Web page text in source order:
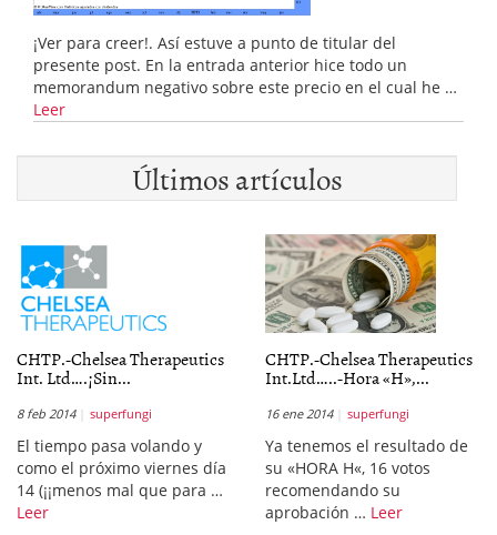
¡Ver para creer!. Así estuve a punto de titular del
presente post. En la entrada anterior hice todo un
memorandum negativo sobre este precio en el cual he …
Leer
Últimos artículos
CHTP.-Chelsea Therapeutics
Int. Ltd….¡Sin...
8 feb 2014 superfungi
El tiempo pasa volando y
como el próximo viernes día
14 (¡¡menos mal que para …
Leer
CHTP.-Chelsea Therapeutics
Int.Ltd…..-Hora «H»,...
16 ene 2014 superfungi
Ya tenemos el resultado de
su «HORA H«, 16 votos
recomendando su
aprobación … Leer